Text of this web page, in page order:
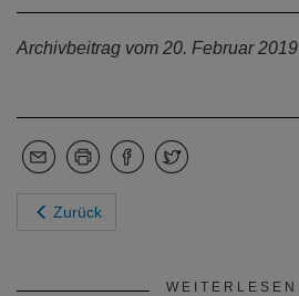
Archivbeitrag vom 20. Februar 2019
Zurück
WEITERLESEN